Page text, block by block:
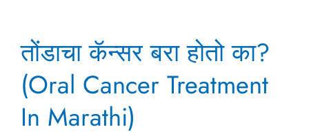
तोंडाचा कॅन्सर बरा होतो का?
(Oral Cancer Treatment
In Marathi)
कॅन्सर
होतो
का?
(Oral